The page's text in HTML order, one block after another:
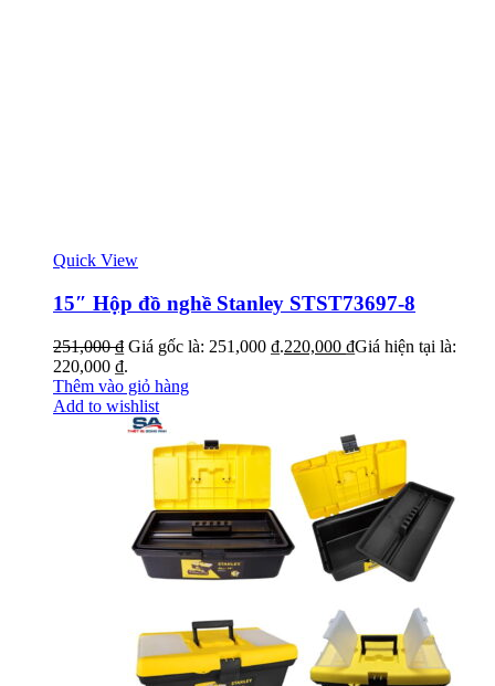
Quick View
15″ Hộp đồ nghề Stanley STST73697-8
251,000₫ Giá gốc là: 251,000 ₫.220,000 ₫Giá hiện tại là:
220,000 ₫.
Thêm vào giỏ hàng
Add to wishlist